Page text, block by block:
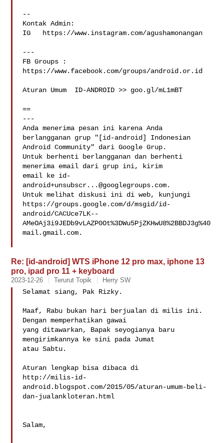
--
Kontak Admin:
IG   https://www.instagram.com/agushamonangan
---
FB Groups :
https://www.facebook.com/groups/android.or.id
Aturan Umum  ID-ANDROID >> goo.gl/mL1mBT
==
---
Anda menerima pesan ini karena Anda
berlangganan grup "[id-android] Indonesian
Android Community" dari Google Grup.
Untuk berhenti berlangganan dan berhenti
menerima email dari grup ini, kirim
email ke id-
android+unsubscr...@googlegroups.com.
Untuk melihat diskusi ini di web, kunjungi
https://groups.google.com/d/msgid/id-
android/CACUce7LK--
AMeOAj3i9JEDb9vLAZP0Ot%3DWu5PjZKHwU8%2BBDJ3g%40
mail.gmail.com.
Re: [id-android] WTS iPhone 12 pro max, iphone 13
pro, ipad pro 11 + keyboard
2023-12-26 Terurut Topik Herry SW
Selamat siang, Pak Rizky.
Maaf, Rabu bukan hari berjualan di milis ini.
Dengan memperhatikan gawai
yang ditawarkan, Bapak seyogianya baru
mengirimkannya ke sini pada Jumat
atau Sabtu.
Aturan lengkap bisa dibaca di
http://milis-id-
android.blogspot.com/2015/05/aturan-umum-beli-
dan-jualankloteran.html
Salam,